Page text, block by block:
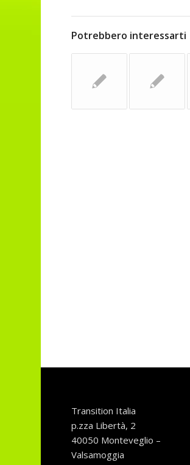
Potrebbero interessarti
Transition Italia
p.zza Libertà, 2
40050 Monteveglio –
Valsamoggia